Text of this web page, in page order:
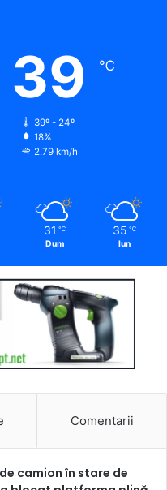
39 ℃
39º - 24º
18%
2.79 km/h
31 ℃
Dum
35 ℃
lun
Comentarii
camion în stare de